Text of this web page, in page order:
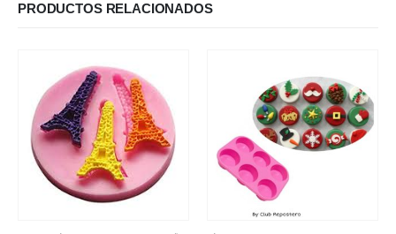
PRODUCTOS RELACIONADOS